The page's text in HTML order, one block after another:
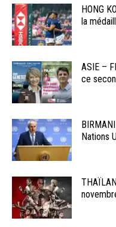
HONG
la
ASIE –
ce
Nations